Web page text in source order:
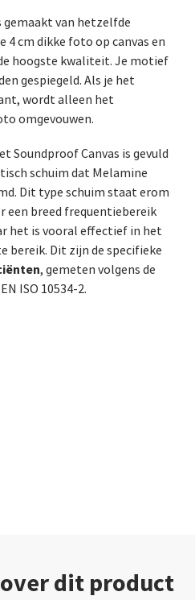
gemaakt van hetzelfde
cm dikke foto op canvas en
hoogste kwaliteit. Je motief
gespiegeld. Als je het
wordt alleen het
omgevouwen.
Soundproof Canvas is gevuld
schuim dat Melamine
Dit type schuim staat erom
een breed frequentiebereik
het is vooral effectief in het
bereik. Dit zijn de specifieke
, gemeten volgens de
ISO 10534-2.
dit product